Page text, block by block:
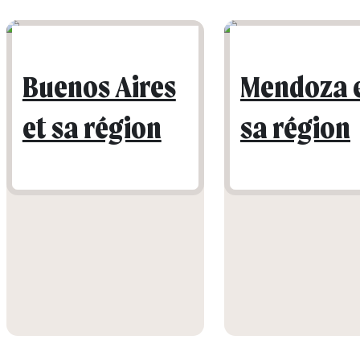
Buenos Aires
et sa région
Mendoza
sa région